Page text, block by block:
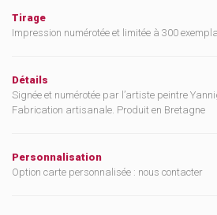
Tirage
Impression numérotée et limitée à 300
Détails
Signée et numérotée par l’artiste peintre
Fabrication artisanale. Produit en Bretagne
Personnalisation
Option carte personnalisée : nous contacter